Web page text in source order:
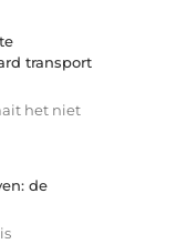
transport
het niet
de